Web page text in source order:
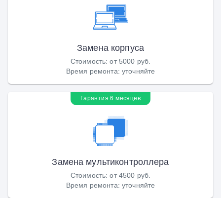
Замена корпуса
Стоимость:от 5000 руб.
Время ремонта: уточняйте
Гарантия 6 месяцев
Замена мультиконтроллера
Стоимость:от 4500 руб.
Время ремонта: уточняйте